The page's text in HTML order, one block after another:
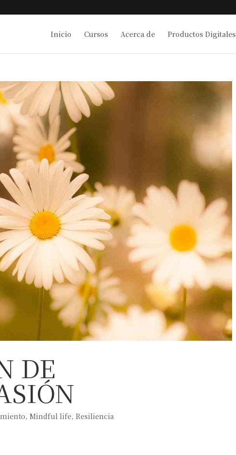
Inicio Cursos Acerca de Productos Digitales
DE
,Mindful life,Resiliencia